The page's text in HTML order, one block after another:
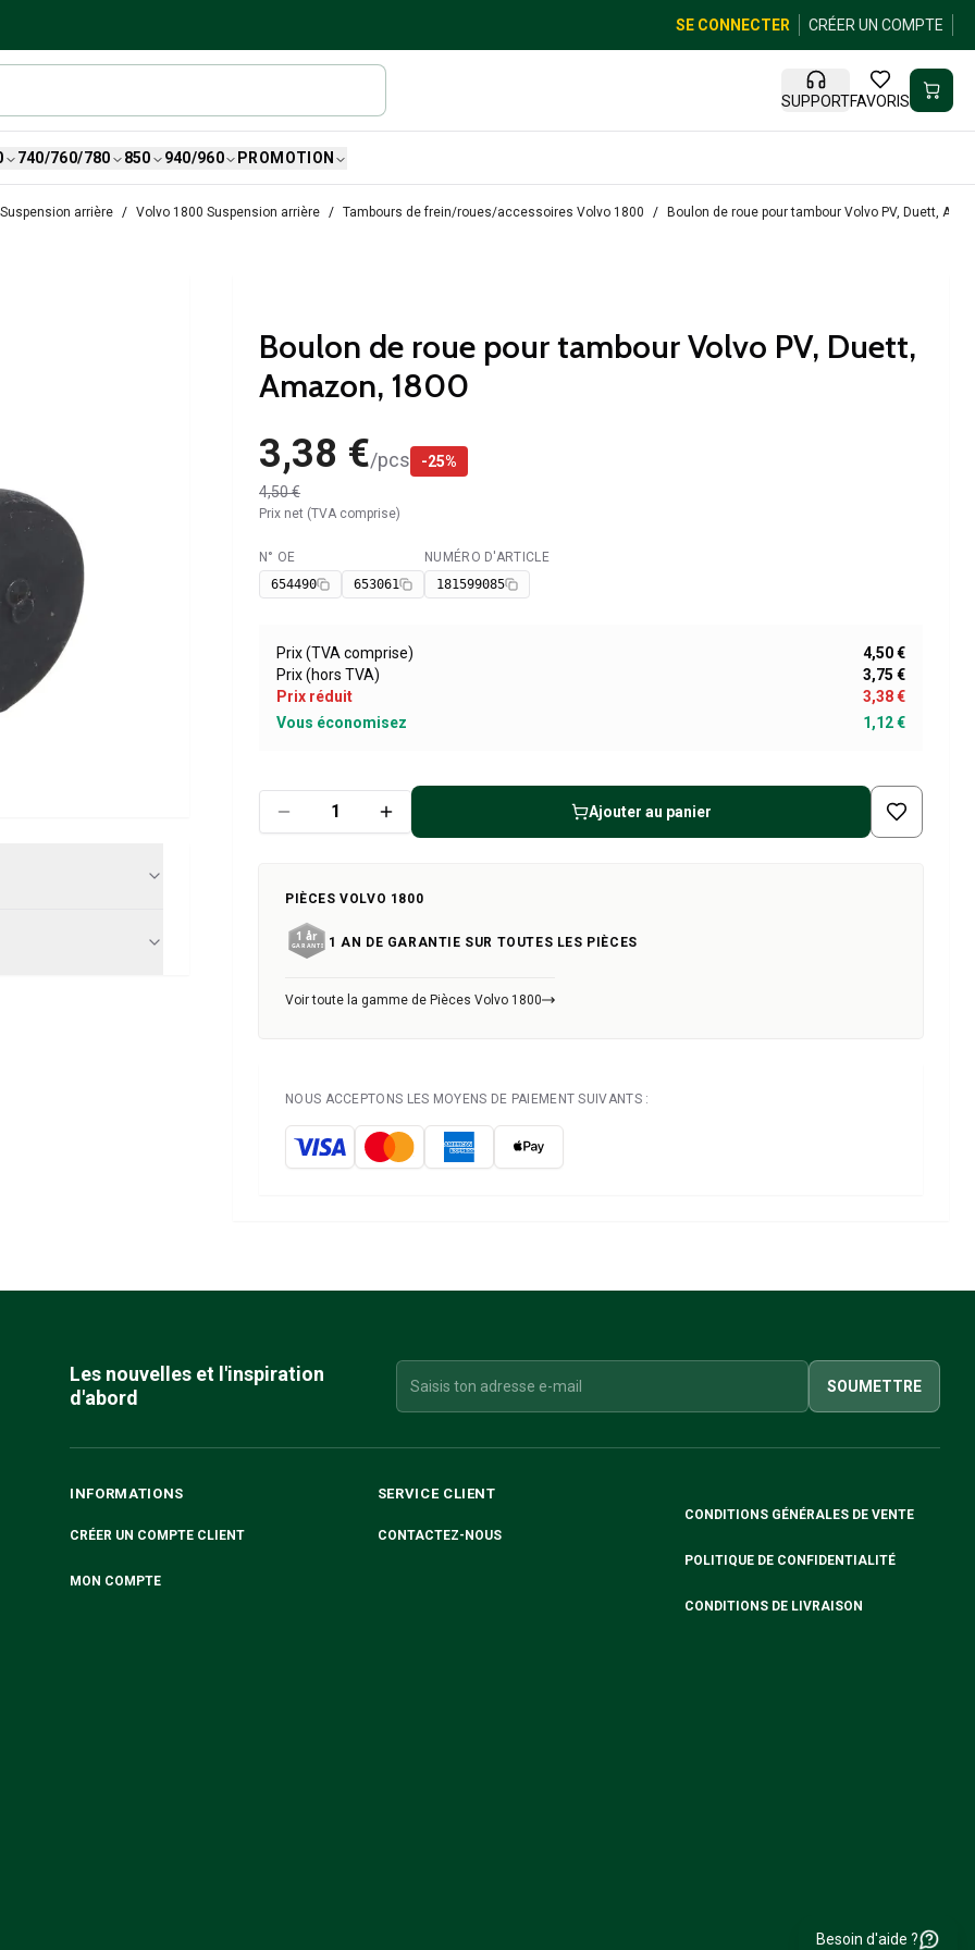
SE CONNECTER CRÉER UN COMPTE
SUPPORTFAVORIS
740/760/780 850 940/960 PROMOTION
arrière Volvo 1800 Suspension arrière Tambours de frein/roues/accessoires Volvo 1800 Boulon de roue pour tambour Volvo PV, Duett,
Boulon de roue pour tambour Volvo PV, Duett,
Amazon, 1800
3,38 €/pcs -25%
4,50 €
Prix net (TVA comprise)
Disponible
N° OE
654490
653061
NUMÉRO D'ARTICLE
181599085
Prix (TVA comprise)
4,50 €
Prix (hors TVA)
3,75 €
Prix réduit
3,38 €
Vous économisez
1,12 €
Ajouter au panier
PIÈCES VOLVO 1800
1 AN DE GARANTIE SUR TOUTES LES PIÈCES
Voir toute la gamme de Pièces Volvo 1800
NOUS ACCEPTONS LES MOYENS DE PAIEMENT SUIVANTS :
Les nouvelles et l'inspiration
d'abord
SOUMETTRE
INFORMATIONS
CRÉER UN COMPTE CLIENT
MON COMPTE
SERVICE CLIENT
CONTACTEZ-NOUS
CONDITIONS GÉNÉRALES DE VENTE
POLITIQUE DE CONFIDENTIALITÉ
CONDITIONS DE LIVRAISON
Besoin d'aide ?